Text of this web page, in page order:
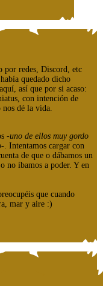
por redes, Discord, etc
quedado dicho
así que por si acaso:
con intención de
dé la vida.
-uno de ellos muy gordo
. Intentamos cargar con
de que o dábamos un
no íbamos a poder. Y en
que cuando
mar y aire :)